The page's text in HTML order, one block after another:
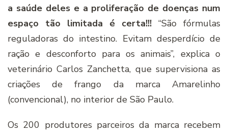
a saúde deles e a proliferação de doenças num
espaço tão limitada é certa!!! “São fórmulas
reguladoras do intestino. Evitam desperdício de
ração e desconforto para os animais”, explica o
veterinário Carlos Zanchetta, que supervisiona as
criações de frango da marca Amarelinho
(convencional), no interior de São Paulo.
Os 200 produtores parceiros da marca recebem